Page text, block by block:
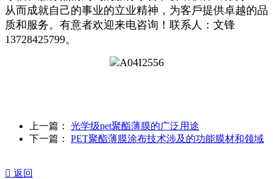
从而成就自己的事业的立业精神，为客戶提供卓越的品
质和服务。有意者欢迎来电咨询！联系人：文锋
13728425799。
上一篇： 光学级pet聚酯薄膜的广泛用途
下一篇： PET聚酯薄膜涂布技术涉及的功能膜材和领域
 返回